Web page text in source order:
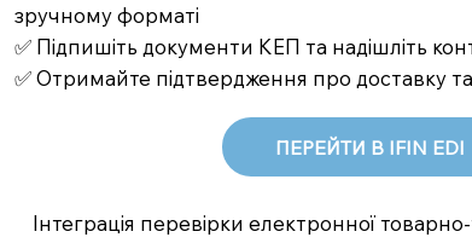
зручному форматі
✅ Підпишіть документи КЕП та надішліть
✅ Отримайте підтвердження про доставку
ПЕРЕЙТИ В IFIN EDI
Інтеграція перевірки електронної